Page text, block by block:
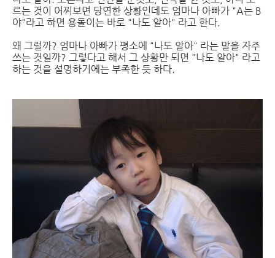
르는 것이 어찌보면 당연한 상황인데도 엄마나 아빠가 "A는 B
야"라고 하면 용돌이는 바로 "나도 알아" 라고 한다.
왜 그럴까? 엄마나 아빠가 평소에 "나도 알아" 라는 말을 자주
쓰는 것일까? 그렇다고 해서 그 상황만 되면 "나도 알아" 라고
하는 것을 설명하기에는 부족한 듯 하다.